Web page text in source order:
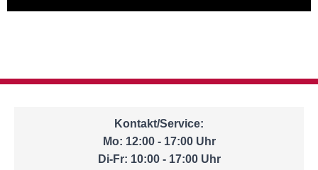
Kontakt/Service:
Mo: 12:00 - 17:00 Uhr
Di-Fr: 10:00 - 17:00 Uhr